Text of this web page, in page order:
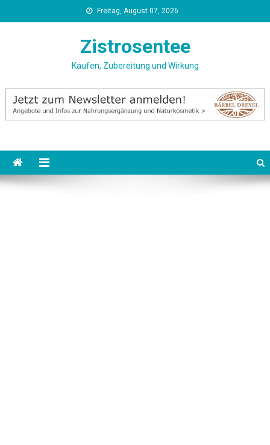
to
Freitag, August 07, 2026
Zistrosentee
Kaufen, Zubereitung und Wirkung